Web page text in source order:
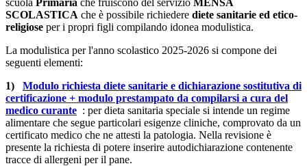
SCOLASTICA che è possibile richiedere diete sanitarie ed etico-
religiose per i propri figli compilando idonea modulistica.
La modulistica per l'anno scolastico 2025-2026 si compone dei
seguenti elementi:
1) Modulo richiesta diete sanitarie e dichiarazione sostitutiva di
certificazione + modulo prestampato da compilarsi a cura del
medico curante : per dieta sanitaria speciale si intende un regime
alimentare che segue particolari esigenze cliniche, comprovato da un
certificato medico che ne attesti la patologia. Nella revisione è
presente la richiesta di potere inserire autodichiarazione contenente
tracce di allergeni per il pane.